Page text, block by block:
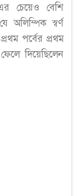
চেয়েও বেশি
স্বর্ণ
পর্বের প্রথম
দিয়েছিলেন